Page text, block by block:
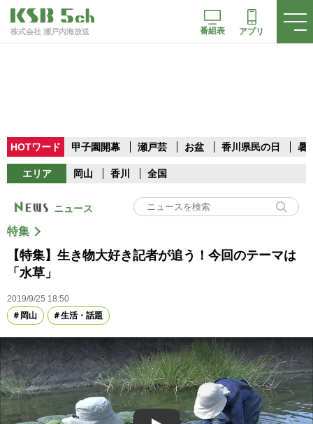
株式会社 瀬戸内海放送 番組表 アプリ
HOTワード 甲子園開幕 瀬戸芸 お盆 香川県民の日 暑
エリア 岡山 香川 全国
ニュース
特集
【特集】生き物大好き記者が追う！今回のテーマは
「水草」
2019/9/25 18:50
岡山
生活・話題